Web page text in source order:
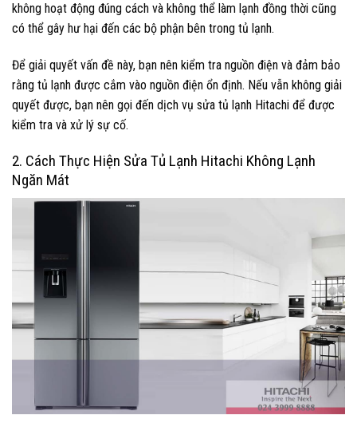
không hoạt động đúng cách và không thể làm lạnh đồng thời cũng
có thể gây hư hại đến các bộ phận bên trong tủ lạnh.
Để giải quyết vấn đề này, bạn nên kiểm tra nguồn điện và đảm bảo
rằng tủ lạnh được cắm vào nguồn điện ổn định. Nếu vẫn không giải
quyết được, bạn nên gọi đến dịch vụ sửa tủ lạnh Hitachi để được
kiểm tra và xử lý sự cố.
2. Cách Thực Hiện Sửa Tủ Lạnh Hitachi Không Lạnh
Ngăn Mát